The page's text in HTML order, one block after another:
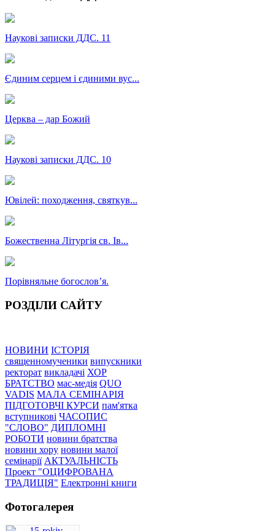
Наукові записки ДДС. 11
Єдиним серцем і єдиними вус...
Церква – дар Божий
Наукові записки ДДС. 10
Ювілей: походження, святкув...
Божественна Літургія св. Ів...
Порівняльне богословʼя.
РОЗДІЛИ САЙТУ
НОВИНИ ІСТОРІЯ
священномученики випускники
ректорат викладачі ХОР
БРАТСТВО мас-медія QUO
VADIS МАЛА СЕМІНАРІЯ
ПІДГОТОВЧІ КУРСИ пам'ятка
вступникові ЧАСОПИС
"СЛОВО" ДИПЛОМНІ
РОБОТИ новини братства
новини хору новини малої
семінарії АКТУАЛЬНІСТЬ
Проект "ОЦИФРОВАНА
ТРАДИЦІЯ" Електронні книги
Фотогалерея